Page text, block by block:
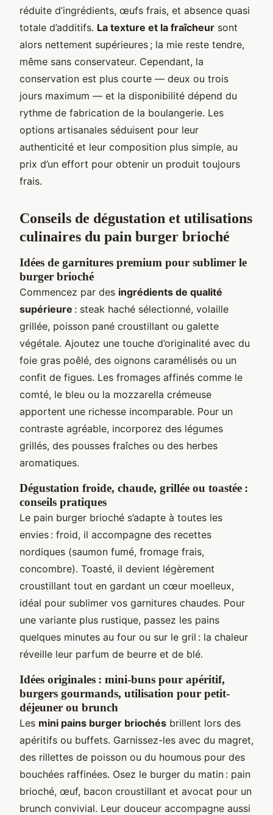
réduite d’ingrédients, œufs frais, et absence quasi
totale d’additifs. La texture et la fraîcheur sont
alors nettement supérieures ; la mie reste tendre,
même sans conservateur. Cependant, la
conservation est plus courte — deux ou trois
jours maximum — et la disponibilité dépend du
rythme de fabrication de la boulangerie. Les
options artisanales séduisent pour leur
authenticité et leur composition plus simple, au
prix d’un effort pour obtenir un produit toujours
frais.
Conseils de dégustation et utilisations
culinaires du pain burger brioché
Idées de garnitures premium pour sublimer le
burger brioché
Commencez par des ingrédients de qualité
supérieure : steak haché sélectionné, volaille
grillée, poisson pané croustillant ou galette
végétale. Ajoutez une touche d’originalité avec du
foie gras poêlé, des oignons caramélisés ou un
confit de figues. Les fromages affinés comme le
comté, le bleu ou la mozzarella crémeuse
apportent une richesse incomparable. Pour un
contraste agréable, incorporez des légumes
grillés, des pousses fraîches ou des herbes
aromatiques.
Dégustation froide, chaude, grillée ou toastée :
conseils pratiques
Le pain burger brioché s’adapte à toutes les
envies : froid, il accompagne des recettes
nordiques (saumon fumé, fromage frais,
concombre). Toasté, il devient légèrement
croustillant tout en gardant un cœur moelleux,
idéal pour sublimer vos garnitures chaudes. Pour
une variante plus rustique, passez les pains
quelques minutes au four ou sur le gril : la chaleur
réveille leur parfum de beurre et de blé.
Idées originales : mini-buns pour apéritif,
burgers gourmands, utilisation pour petit-
déjeuner ou brunch
Les mini pains burger briochés brillent lors des
apéritifs ou buffets. Garnissez-les avec du magret,
des rillettes de poisson ou du houmous pour des
bouchées raffinées. Osez le burger du matin : pain
brioché, œuf, bacon croustillant et avocat pour un
brunch convivial. Leur douceur accompagne aussi